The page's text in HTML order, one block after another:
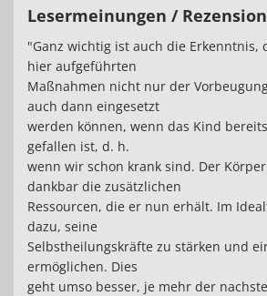
Lesermeinungen /
"Ganz wichtig ist auch die Erkenntnis,
hier aufgeführten
Maßnahmen nicht nur der
auch dann eingesetzt
werden können, wenn das Kind
gefallen ist, d. h.
wenn wir schon krank sind. Der
dankbar die zusätzlichen
Ressourcen, die er nun erhält. Im
dazu, seine
Selbstheilungskräfte zu stärken und
ermöglichen. Dies
geht umso besser, je mehr der